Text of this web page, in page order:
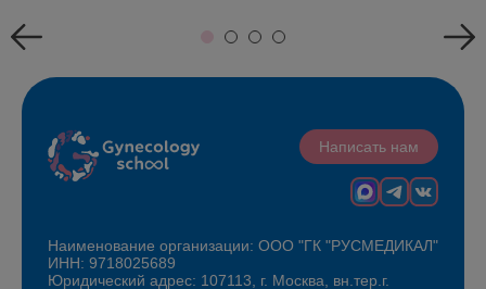
Написать нам
Наименование организации: ООО "ГК "РУСМЕДИКАЛ"
ИНН: 9718025689
Юридический адрес: 107113, г. Москва, вн.тер.г.